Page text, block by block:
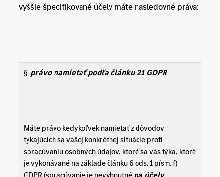
vyššie špecifikované účely máte nasledovné práva:
§ právo namietať podľa článku 21 GDPR
Máte právo kedykoľvek namietať z dôvodov
týkajúcich sa vašej konkrétnej situácie proti
spracúvaniu osobných údajov, ktoré sa vás týka, ktoré
je vykonávané na základe článku 6 ods. 1 písm. f)
GDPR (spracúvanie je nevyhnutnéna účely